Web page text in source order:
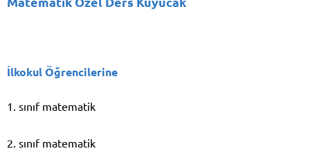
İlkokul Öğrencilerine
1. sınıf matematik
2. sınıf matematik